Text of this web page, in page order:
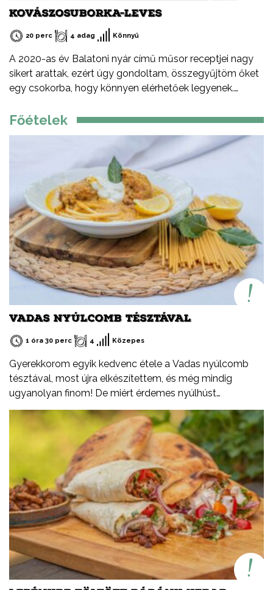
KOVÁSZOSUBORKA-LEVES
20 perc 4 adag Könnyű
A 2020-as év Balatoni nyár című műsor receptjei nagy
sikert arattak, ezért úgy gondoltam, összegyűjtöm őket
egy csokorba, hogy könnyen elérhetőek legyenek.
minden időszakában elkészítheted, mint ahogy a
Főételek
VADAS NYÚLCOMB TÉSZTÁVAL
1 óra 30 perc 4 Közepes
Gyerekkorom egyik kedvenc étele a Vadas nyúlcomb
tésztával, most újra elkészítettem, és még mindig
ugyanolyan finom! De miért érdemes nyúlhúst
fogyasztani? Természetesen sovány, fehérjében
gazdag, alacsony zsírtartalmú hús. Könnyen
emészthető. Kiváló alternatíva más húsfélék helyett,
változatosan és egyszerűen elkészíthető.